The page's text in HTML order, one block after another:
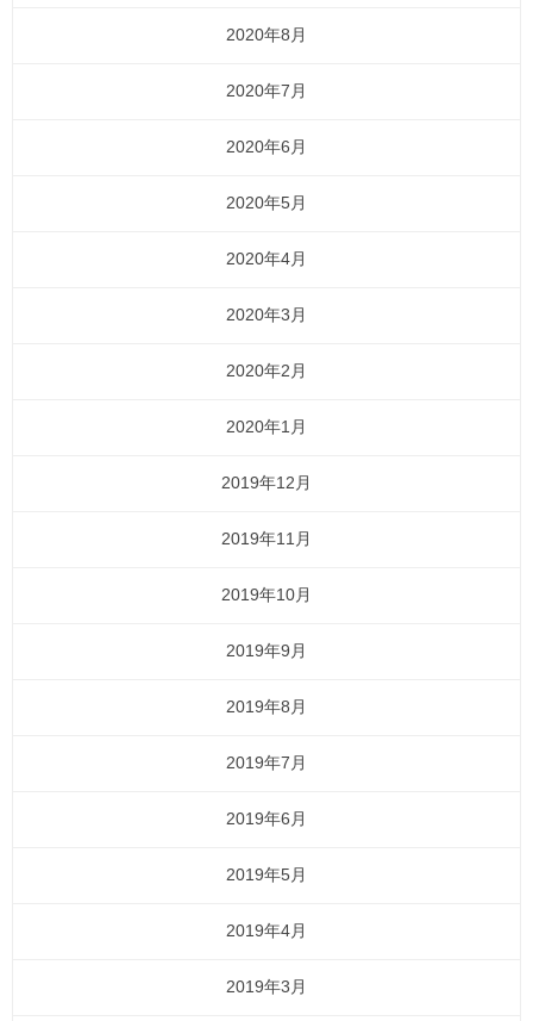
2020年8月
2020年7月
2020年6月
2020年5月
2020年4月
2020年3月
2020年2月
2020年1月
2019年12月
2019年11月
2019年10月
2019年9月
2019年8月
2019年7月
2019年6月
2019年5月
2019年4月
2019年3月